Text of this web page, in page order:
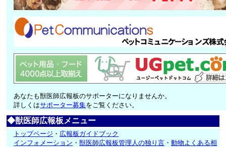
あなたも獣医師広報板のサポーターになりませんか。
詳しくはサポーター募集をご覧ください。
◆獣医師広報板メニュー
トップページ ・ 広報板ガイドブック
インフォメーション ・獣医師広報板管理人の独り言 ・動物よくある相